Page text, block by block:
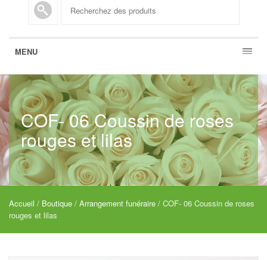
MENU
COF- 06 Coussin de roses
rouges et lilas
Accueil / Boutique / Arrangement funéraire / COF- 06 Coussin de roses
rouges et lilas